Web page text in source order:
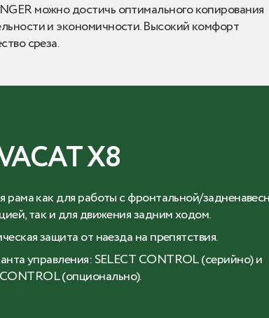
можно достичь оптимального копирования
и экономичности. Высокий комфорт
среза.
X8
рама как для работы с фронтальной/
так и для движения задним ходом.
защита от наезда на препятствия.
управления: SELECT CONTROL (серийно) и
(опционально).